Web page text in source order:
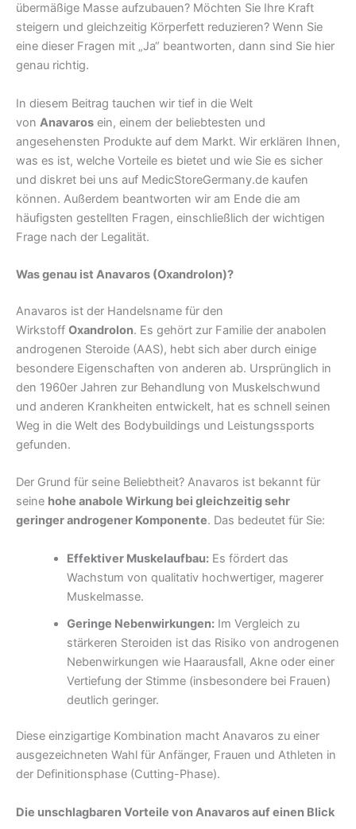
übermäßige Masse aufzubauen? Möchten Sie Ihre Kraft
steigern und gleichzeitig Körperfett reduzieren? Wenn Sie
eine dieser Fragen mit „Ja“ beantworten, dann sind Sie hier
genau richtig.
In diesem Beitrag tauchen wir tief in die Welt
von Anavaros ein, einem der beliebtesten und
angesehensten Produkte auf dem Markt. Wir erklären Ihnen,
was es ist, welche Vorteile es bietet und wie Sie es sicher
und diskret bei uns auf MedicStoreGermany.de kaufen
können. Außerdem beantworten wir am Ende die am
häufigsten gestellten Fragen, einschließlich der wichtigen
Frage nach der Legalität.
Was genau ist Anavaros (Oxandrolon)?
Anavaros ist der Handelsname für den
Wirkstoff Oxandrolon. Es gehört zur Familie der anabolen
androgenen Steroide (AAS), hebt sich aber durch einige
besondere Eigenschaften von anderen ab. Ursprünglich in
den 1960er Jahren zur Behandlung von Muskelschwund
und anderen Krankheiten entwickelt, hat es schnell seinen
Weg in die Welt des Bodybuildings und Leistungssports
gefunden.
Der Grund für seine Beliebtheit? Anavaros ist bekannt für
seine hohe anabole Wirkung bei gleichzeitig sehr
geringer androgener Komponente. Das bedeutet für Sie:
Effektiver Muskelaufbau:Es fördert das
Wachstum von qualitativ hochwertiger, magerer
Muskelmasse.
Geringe Nebenwirkungen:Im Vergleich zu
stärkeren Steroiden ist das Risiko von androgenen
Nebenwirkungen wie Haarausfall, Akne oder einer
Vertiefung der Stimme (insbesondere bei Frauen)
deutlich geringer.
Diese einzigartige Kombination macht Anavaros zu einer
ausgezeichneten Wahl für Anfänger, Frauen und Athleten in
der Definitionsphase (Cutting-Phase).
Die unschlagbaren Vorteile von Anavaros auf einen Blick